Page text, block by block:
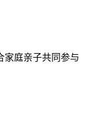
家庭亲子共同参与